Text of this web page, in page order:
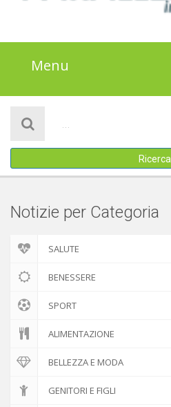
Menu
ATTIVITÀ
IL PROGETTO
Ricerca
Notizie per Categoria
SALUTE
BENESSERE
SPORT
ALIMENTAZIONE
BELLEZZA E MODA
GENITORI E FIGLI